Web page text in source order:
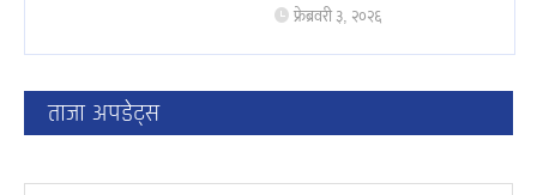
फ्रेब्रवरी ३, २०२६
ताजा अपडेट्स